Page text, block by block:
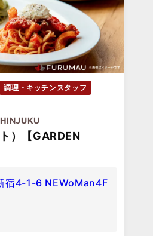
調理・キッチンスタッフ
）【GARDEN
宿4-1-6 NEWoMan4F